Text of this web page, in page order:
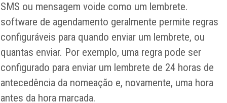
SMS ou mensagem voide como um lembrete.
software de agendamento geralmente permite regras
configuráveis ​​para quando enviar um lembrete, ou
quantas enviar. Por exemplo, uma regra pode ser
configurado para enviar um lembrete de 24 horas de
antecedência da nomeação e, novamente, uma hora
antes da hora marcada.